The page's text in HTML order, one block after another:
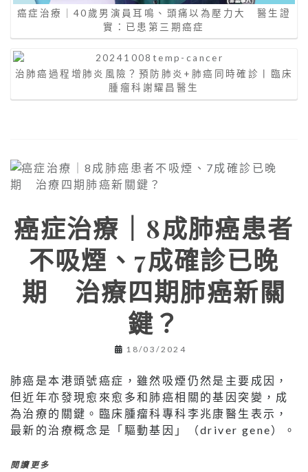
癌症治療｜40歲男演員耳鳴、頭痛以為壓力大 醫生證
實：已患第三期癌症
治肺癌過程增肺炎風險？預防肺炎+肺癌同時確診丨臨床
腫瘤科謝耀昌醫生
癌症治療｜8成肺癌患者
不吸煙、7成確診已晚
期 治療四期肺癌新關
鍵？
18/03/2024
肺癌是本港頭號癌症，雖然吸煙仍然是主要成因，
但近年亦發現愈來愈多和肺癌相關的基因突變，成
為治療的關鍵。臨床腫瘤科專科李兆康醫生表示，
最新的治療概念是「驅動基因」（driver gene）。
閱讀更多